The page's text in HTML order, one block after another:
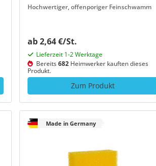
Hochwertiger, offenporiger Feinschwamm
ab 2,64 €/St.
Lieferzeit 1-2 Werktage
Bereits682Heimwerker kauften dieses
Produkt.
Zum Produkt
Made in Germany